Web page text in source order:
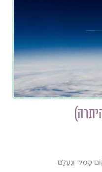
טָמִיר וְנֶעֱלָם